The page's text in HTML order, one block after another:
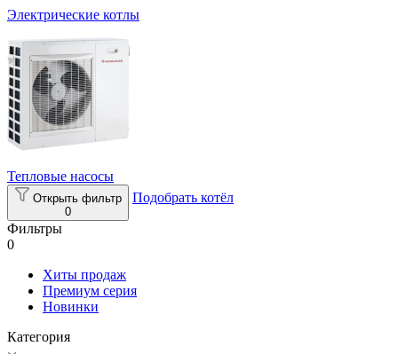
Электрические котлы
Тепловые насосы
Открыть фильтр
0
Подобрать котёл
Фильтры
0
Хиты продаж
Премиум серия
Новинки
Категория